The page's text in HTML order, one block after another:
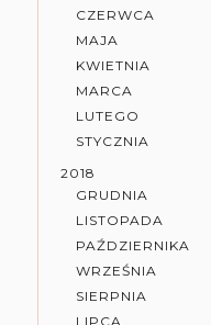
CZERWCA
MAJA
KWIETNIA
MARCA
LUTEGO
STYCZNIA
2018
GRUDNIA
LISTOPADA
PAŹDZIERNIKA
WRZEŚNIA
SIERPNIA
LIPCA